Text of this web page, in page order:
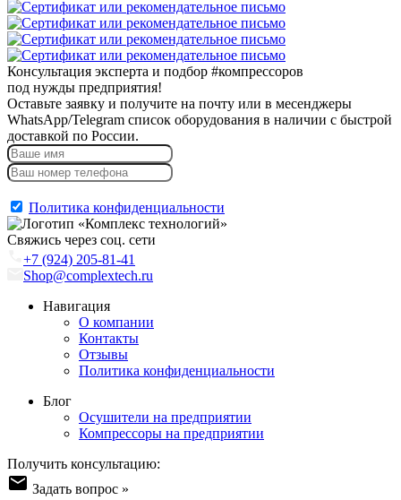
Консультация эксперта и подбор #компрессоров
под нужды предприятия!
Оставьте заявку и получите на почту или в месенджеры
WhatsApp/Telegram список оборудования в наличии с быстрой
доставкой по России.
Политика конфиденциальности
Свяжись через соц. сети
+7 (924) 205-81-41
Shop@complextech.ru
Навигация
О компании
Контакты
Отзывы
Политика конфиденциальности
Блог
Осушители на предприятии
Компрессоры на предприятии
Получить консультацию:
Задать вопрос »